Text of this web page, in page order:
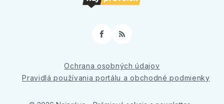
Facebook
RSS
Ochrana osobných údajov
Pravidlá používania portálu a obchodné podmienky